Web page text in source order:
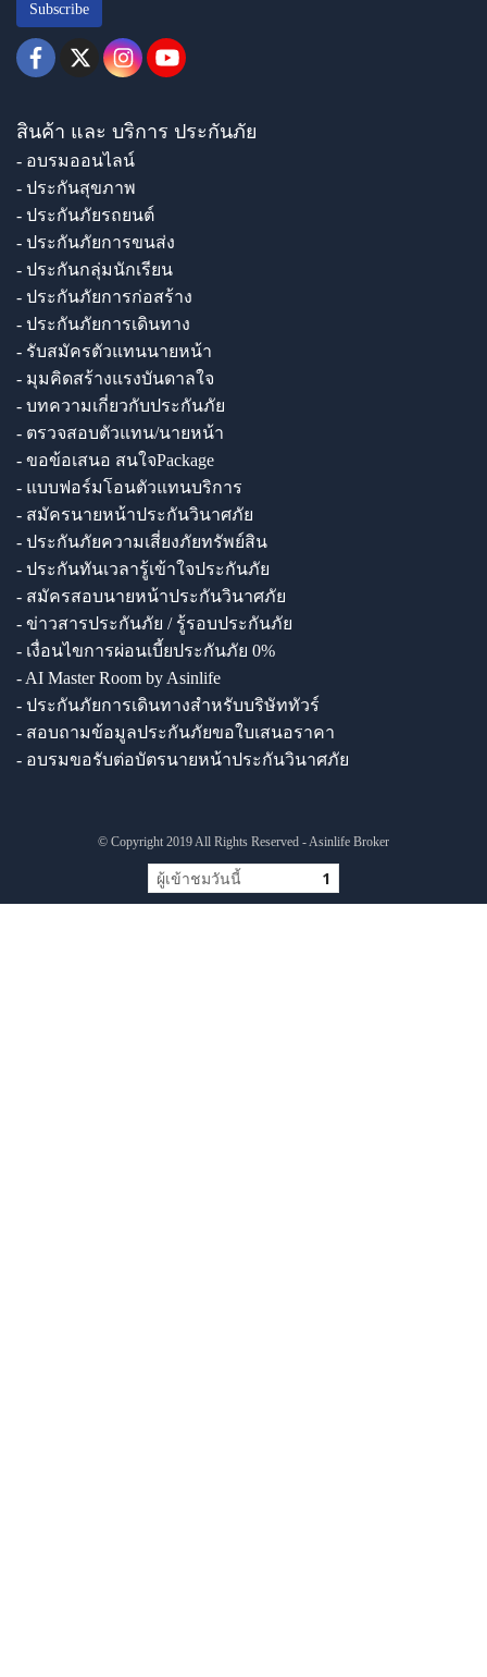
Subscribe
สินค้า และ บริการ ประกันภัย
- อบรมออนไลน์
- ประกันสุขภาพ
- ประกันภัยรถยนต์
- ประกันภัยการขนส่ง
- ประกันกลุ่มนักเรียน
- ประกันภัยการก่อสร้าง
- ประกันภัยการเดินทาง
- รับสมัครตัวแทนนายหน้า
- มุมคิดสร้างแรงบันดาลใจ
- บทความเกี่ยวกับประกันภัย
- ตรวจสอบตัวแทน/นายหน้า
- ขอข้อเสนอ สนใจPackage
- แบบฟอร์มโอนตัวแทนบริการ
- สมัครนายหน้าประกันวินาศภัย
- ประกันภัยความเสี่ยงภัยทรัพย์สิน
- ประกันทันเวลารู้เข้าใจประกันภัย
- สมัครสอบนายหน้าประกันวินาศภัย
- ข่าวสารประกันภัย / รู้รอบประกันภัย
- เงื่อนไขการผ่อนเบี้ยประกันภัย 0%
- AI Master Room by Asinlife
- ประกันภัยการเดินทางสำหรับบริษัททัวร์
- สอบถามข้อมูลประกันภัยขอใบเสนอราคา
- อบรมขอรับต่อบัตรนายหน้าประกันวินาศภัย
© Copyright 2019 All Rights Reserved - Asinlife Broker
ผู้เข้าชมวันนี้ 1